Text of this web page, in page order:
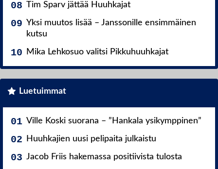
Tim Sparv jättää Huuhkajat
Yksi muutos lisää – Janssonille ensimmäinen
kutsu
Mika Lehkosuo valitsi Pikkuhuuhkajat
Luetuimmat
Ville Koski suorana – ”Hankala ysikymppinen”
Huuhkajien uusi pelipaita julkaistu
Jacob Friis hakemassa positiivista tulosta